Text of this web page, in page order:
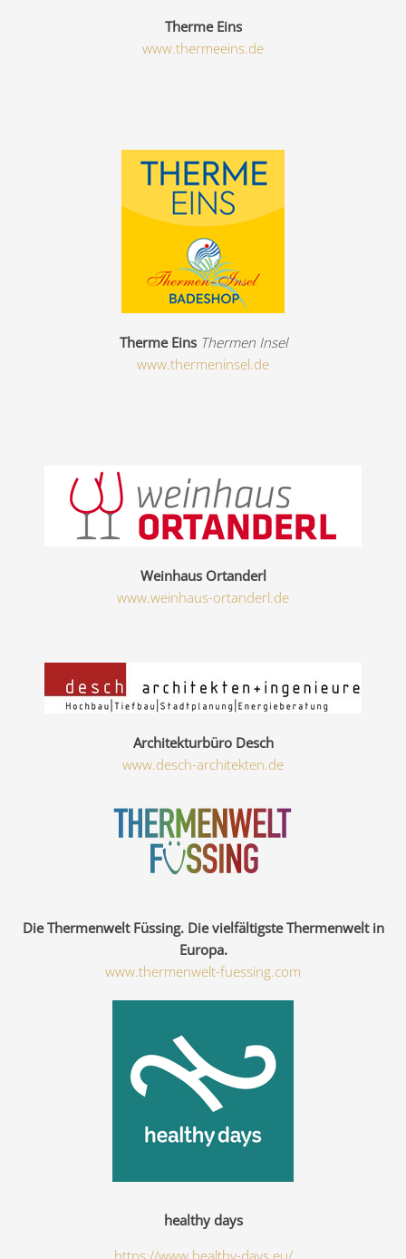
Therme Eins
www.thermeeins.de
Therme Eins Thermen Insel
www.thermeninsel.de
Weinhaus Ortanderl
www.weinhaus-ortanderl.de
Architekturbüro Desch
www.desch-architekten.de
Die Thermenwelt Füssing. Die vielfältigste Thermenwelt in
Europa.
www.thermenwelt-fuessing.com
healthy days